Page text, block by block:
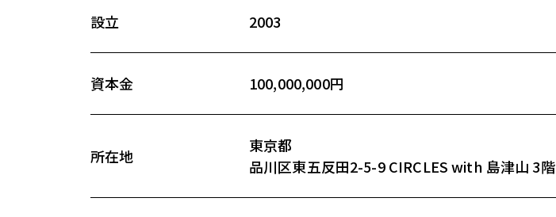
設立 2003
資本金 100,000,000円
所在地
東京都
品川区東五反田2-5-9 CIRCLES with 島津山 3階